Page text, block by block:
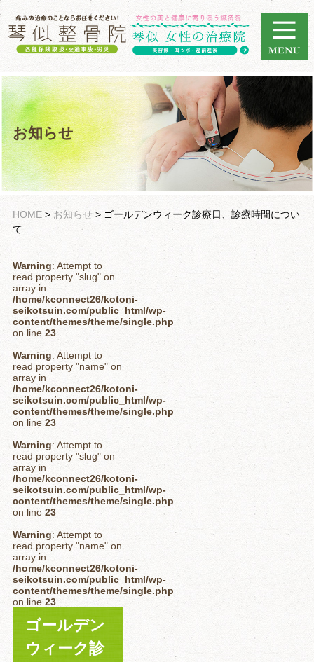
お知らせ
HOME> お知らせ > ゴールデンウィーク診療日、診療時間につい
て
Warning: Attempt to
read property "slug" on
array in
/home/kconnect26/kotoni-
seikotsuin.com/public_html/wp-
content/themes/theme/single.php
on line 23
Warning: Attempt to
read property "name" on
array in
/home/kconnect26/kotoni-
seikotsuin.com/public_html/wp-
content/themes/theme/single.php
on line 23
Warning: Attempt to
read property "slug" on
array in
/home/kconnect26/kotoni-
seikotsuin.com/public_html/wp-
content/themes/theme/single.php
on line 23
Warning: Attempt to
read property "name" on
array in
/home/kconnect26/kotoni-
seikotsuin.com/public_html/wp-
content/themes/theme/single.php
on line 23
ゴールデン
ウィーク診